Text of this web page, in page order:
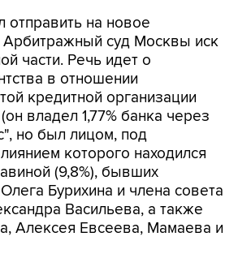
отправить на новое
Арбитражный суд Москвы иск
части. Речь идет о
в отношении
кредитной организации
владел 1,77% банка через
но был лицом, под
которого находился
(9,8%), бывших
Бурихина и члена совета
Васильева, а также
Алексея Евсеева, Мамаева и